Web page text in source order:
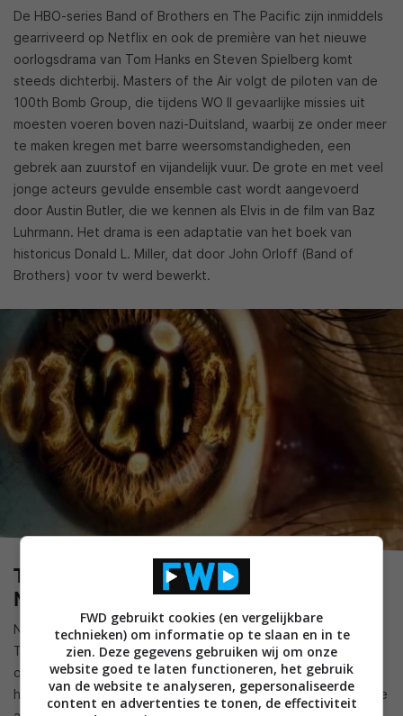
De HBO-series Band of Brothers en The Pacific zijn inmiddels
gearriveerd op Netflix en ook de première van het nieuwe
oorlogsdrama van Tom Hanks en Steven Spielberg komt
steeds dichterbij. Masters of the Air volgt de piloten van de
100th Bomb Group, die tijdens WO II gevaarlijke missies uit
moesten voeren boven nazi-Duitsland, waarbij ze onder meer
te maken kregen met barre weersomstandigheden, een
gebrek aan zuurstof en vijandelijk vuur. De grote en met veel
jonge acteurs gevulde ensemble cast wordt aangevoerd
door Austin Butler, die we kennen als Elvis in de film van Baz
Luhrmann. Het drama is een adaptatie van het boek van
historicus Donald L. Miller, dat door John Orloff (Band of
Brothers) voor tv werd bewerkt.
The 3 Body Problem (vanaf 21 maart op
Netflix)
Na het matig ontvangen laatste seizoen van Game of
Thrones krijgen makers David Benioff en D.B. Weiss de kans
om zich te herpakken met The 3 Body Problem. En daarbij
hebben ze opnieuw literair bronmateriaal om uit te putten: de
FWD gebruikt cookies (en vergelijkbare
technieken) om informatie op te slaan en in te
zien. Deze gegevens gebruiken wij om onze
website goed te laten functioneren, het gebruik
van de website te analyseren, gepersonaliseerde
content en advertenties te tonen, de effectiviteit